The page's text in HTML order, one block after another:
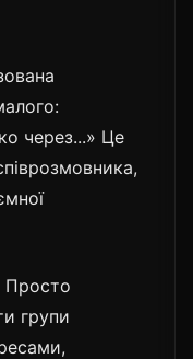
через...» Це
Просто
групи